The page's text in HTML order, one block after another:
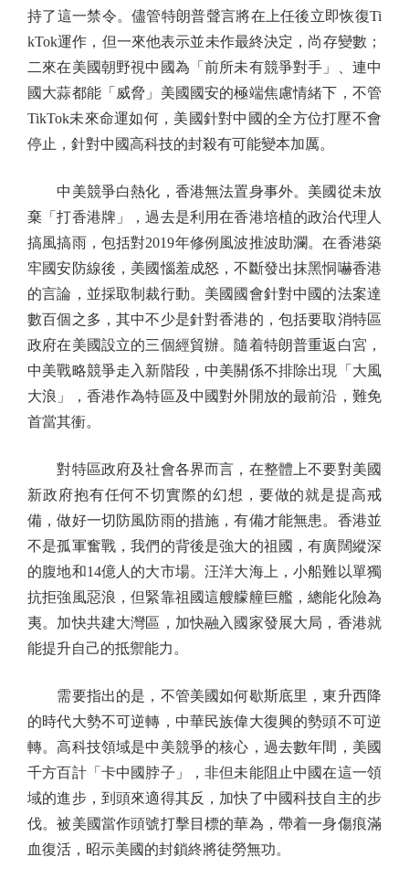
持了這一禁令。儘管特朗普聲言將在上任後立即恢復Ti
kTok運作，但一來他表示並未作最終決定，尚存變數；
二來在美國朝野視中國為「前所未有競爭對手」、連中
國大蒜都能「威脅」美國國安的極端焦慮情緒下，不管
TikTok未來命運如何，美國針對中國的全方位打壓不會
停止，針對中國高科技的封殺有可能變本加厲。
中美競爭白熱化，香港無法置身事外。美國從未放
棄「打香港牌」，過去是利用在香港培植的政治代理人
搞風搞雨，包括對2019年修例風波推波助瀾。在香港築
牢國安防線後，美國惱羞成怒，不斷發出抹黑恫嚇香港
的言論，並採取制裁行動。美國國會針對中國的法案達
數百個之多，其中不少是針對香港的，包括要取消特區
政府在美國設立的三個經貿辦。隨着特朗普重返白宮，
中美戰略競爭走入新階段，中美關係不排除出現「大風
大浪」，香港作為特區及中國對外開放的最前沿，難免
首當其衝。
對特區政府及社會各界而言，在整體上不要對美國
新政府抱有任何不切實際的幻想，要做的就是提高戒
備，做好一切防風防雨的措施，有備才能無患。香港並
不是孤軍奮戰，我們的背後是強大的祖國，有廣闊縱深
的腹地和14億人的大市場。汪洋大海上，小船難以單獨
抗拒強風惡浪，但緊靠祖國這艘艨艟巨艦，總能化險為
夷。加快共建大灣區，加快融入國家發展大局，香港就
能提升自己的抵禦能力。
需要指出的是，不管美國如何歇斯底里，東升西降
的時代大勢不可逆轉，中華民族偉大復興的勢頭不可逆
轉。高科技領域是中美競爭的核心，過去數年間，美國
千方百計「卡中國脖子」，非但未能阻止中國在這一領
域的進步，到頭來適得其反，加快了中國科技自主的步
伐。被美國當作頭號打擊目標的華為，帶着一身傷痕滿
血復活，昭示美國的封鎖終將徒勞無功。